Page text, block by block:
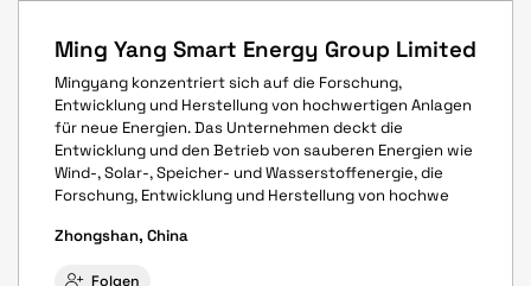
Ming Yang Smart Energy Group Limited
Mingyang konzentriert sich auf die Forschung,
Entwicklung und Herstellung von hochwertigen Anlagen
für neue Energien. Das Unternehmen deckt die
Entwicklung und den Betrieb von sauberen Energien wie
Wind-, Solar-, Speicher- und Wasserstoffenergie, die
Forschung, Entwicklung und Herstellung von hochwe
Zhongshan, China
Folgen